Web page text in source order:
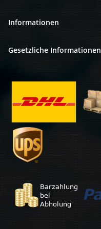
Informationen
Gesetzliche Informationen